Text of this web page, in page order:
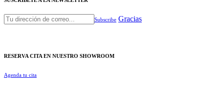
Subscribe Gracias
RESERVA CITA EN NUESTRO SHOWROOM
Agenda tu cita